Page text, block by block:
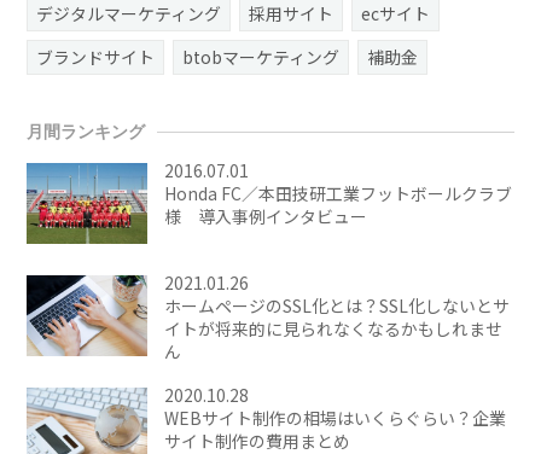
デジタルマーケティング
採用サイト
ecサイト
ブランドサイト
btobマーケティング 補助金
月間ランキング
2016.07.01
Honda FC／本田技研工業フットボールクラブ
様 導入事例インタビュー
2021.01.26
ホームページのSSL化とは？SSL化しないとサ
イトが将来的に見られなくなるかもしれませ
ん
2020.10.28
WEBサイト制作の相場はいくらぐらい？企業
サイト制作の費用まとめ